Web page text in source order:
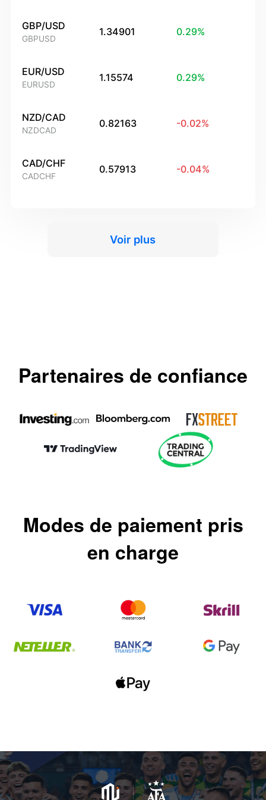
GBP/USD
GBPUSD
1.34901 0.29%
EUR/USD
EURUSD
1.15574 0.29%
NZD/CAD
NZDCAD
0.82163 -0.02%
CAD/CHF
CADCHF
0.57913 -0.04%
Voir plus
Partenaires de confiance
Modes de paiement pris
en charge